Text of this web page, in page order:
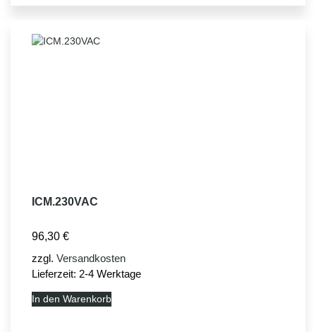
ICM.230VAC
96,30 €
zzgl. Versandkosten
Lieferzeit: 2-4 Werktage
In den Warenkorb